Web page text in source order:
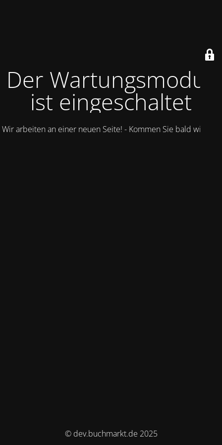
Der Wartungsmodus
ist eingeschaltet
Wir arbeiten an einer neuen Seite! - Kommen Sie bald wieder.
© dev.buchmarkt.de 2025